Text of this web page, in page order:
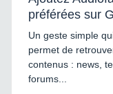
préférées sur
Un geste simple
permet de
contenus : news,
forums...